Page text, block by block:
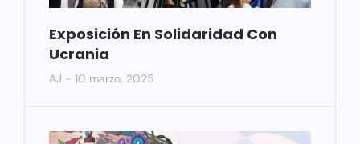
Exposición En Solidaridad Con
Ucrania
AJ 10 marzo, 2025